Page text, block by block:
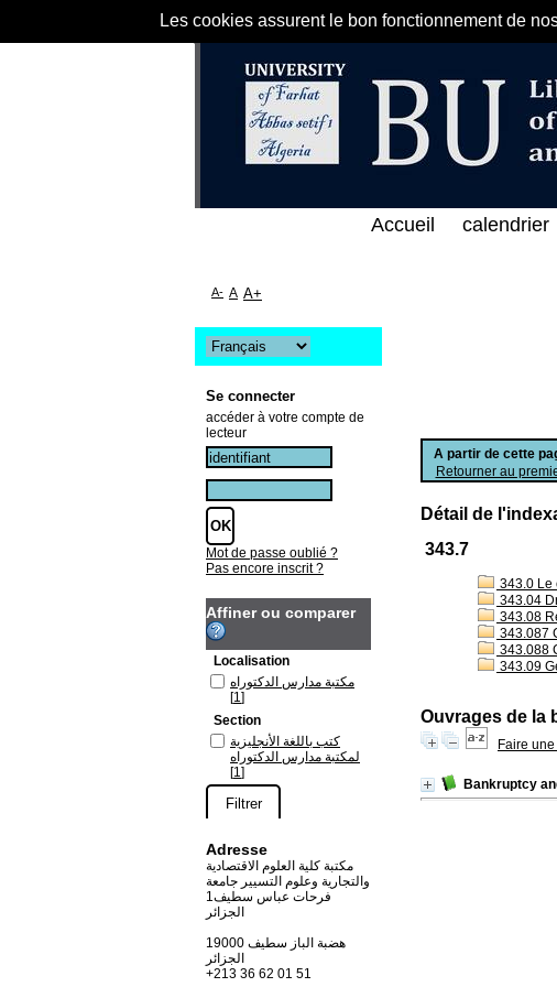
Les cookies assurent le bon fonctionnement de
على الخط المباشر لمكتبة كلية العلوم الاقتصادية و
A partir de cette
Retourner au
Détail de
343.7
343.0 Le
343.04
343.08
343.087
343.088
343.09
Ouvrages de la
Faire
Bankruptcy
Accueil calendrier
A- A A+
Se connecter
accéder à votre compte de
lecteur
Mot de passe oublié ?
Pas encore inscrit ?
Affiner ou comparer
Localisation
مكتبة مدارس الدكتوراه
[1]
Section
كتب باللغة الأنجليزية
لمكتبة مدارس الدكتوراه
[1]
Adresse
مكتبة كلية العلوم الاقتصادية
والتجارية وعلوم التسيير جامعة
فرحات عباس سطيف1
الجزائر
19000 هضبة الباز سطيف
+213 36 62 01 51